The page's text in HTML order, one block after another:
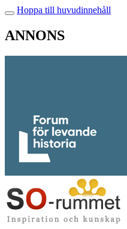
Hoppa till huvudinnehåll
ANNONS